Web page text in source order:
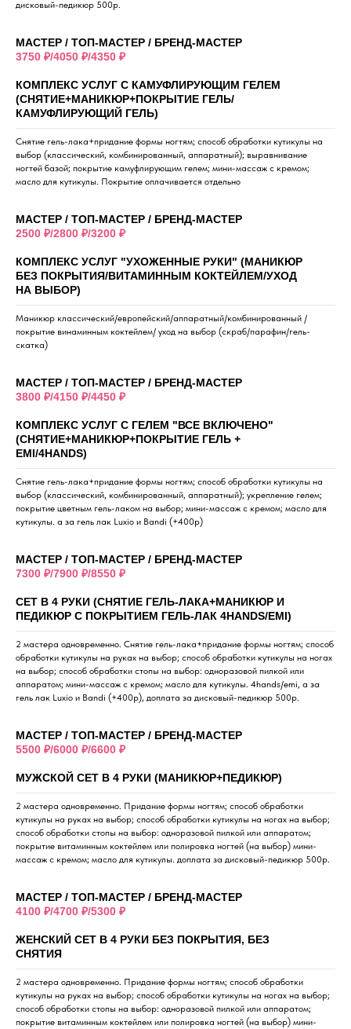
дисковый-педикюр 500р.
МАСТЕР / ТОП-МАСТЕР / БРЕНД-МАСТЕР
3750 ₽/4050 ₽/4350 ₽
КОМПЛЕКС УСЛУГ С КАМУФЛИРУЮЩИМ ГЕЛЕМ
(СНЯТИЕ+МАНИКЮР+ПОКРЫТИЕ ГЕЛЬ/
КАМУФЛИРУЮЩИЙ ГЕЛЬ)
Снятие гель-лака+придание формы ногтям; способ обработки кутикулы на
выбор (классический, комбинированный, аппаратный); выравнивание
ногтей базой; покрытие камуфлирующим гелем; мини-массаж с кремом;
масло для кутикулы. Покрытие оплачивается отдельно
МАСТЕР / ТОП-МАСТЕР / БРЕНД-МАСТЕР
2500 ₽/2800 ₽/3200 ₽
КОМПЛЕКС УСЛУГ "УХОЖЕННЫЕ РУКИ" (МАНИКЮР
БЕЗ ПОКРЫТИЯ/ВИТАМИННЫМ КОКТЕЙЛЕМ/УХОД
НА ВЫБОР)
Маникюр классический/европейский/аппаратный/комбинированный /
покрытие винаминным коктейлем/ уход на выбор (скраб/парафин/гель-
скатка)
МАСТЕР / ТОП-МАСТЕР / БРЕНД-МАСТЕР
3800 ₽/4150 ₽/4450 ₽
КОМПЛЕКС УСЛУГ С ГЕЛЕМ "ВСЕ ВКЛЮЧЕНО"
(СНЯТИЕ+МАНИКЮР+ПОКРЫТИЕ ГЕЛЬ +
EMI/4HANDS)
Снятие гель-лака+придание формы ногтям; способ обработки кутикулы на
выбор (классический, комбинированный, аппаратный); укрепление гелем;
покрытие цветным гель-лаком на выбор; мини-массаж с кремом; масло для
кутикулы. а за гель лак Luxio и Bandi (+400р)
МАСТЕР / ТОП-МАСТЕР / БРЕНД-МАСТЕР
7300 ₽/7900 ₽/8550 ₽
СЕТ В 4 РУКИ (СНЯТИЕ ГЕЛЬ-ЛАКА+МАНИКЮР И
ПЕДИКЮР С ПОКРЫТИЕМ ГЕЛЬ-ЛАК 4HANDS/EMI)
2 мастера одновременно. Снятие гель-лака+придание формы ногтям; способ
обработки кутикулы на руках на выбор; способ обработки кутикулы на ногах
на выбор; способ обработки стопы на выбор: одноразовой пилкой или
аппаратом; мини-массаж с кремом; масло для кутикулы. 4hands/emi, а за
гель лак Luxio и Bandi (+400р), доплата за дисковый-педикюр 500р.
МАСТЕР / ТОП-МАСТЕР / БРЕНД-МАСТЕР
5500 ₽/6000 ₽/6600 ₽
МУЖСКОЙ СЕТ В 4 РУКИ (МАНИКЮР+ПЕДИКЮР)
2 мастера одновременно. Придание формы ногтям; способ обработки
кутикулы на руках на выбор; способ обработки кутикулы на ногах на выбор;
способ обработки стопы на выбор: одноразовой пилкой или аппаратом;
покрытие витаминным коктейлем или полировка ногтей (на выбор) мини-
массаж с кремом; масло для кутикулы. доплата за дисковый-педикюр 500р.
МАСТЕР / ТОП-МАСТЕР / БРЕНД-МАСТЕР
4100 ₽/4700 ₽/5300 ₽
ЖЕНСКИЙ СЕТ В 4 РУКИ БЕЗ ПОКРЫТИЯ, БЕЗ
СНЯТИЯ
2 мастера одновременно. Придание формы ногтям; способ обработки
кутикулы на руках на выбор; способ обработки кутикулы на ногах на выбор;
способ обработки стопы на выбор: одноразовой пилкой или аппаратом;
покрытие витаминным коктейлем или полировка ногтей (на выбор) мини-